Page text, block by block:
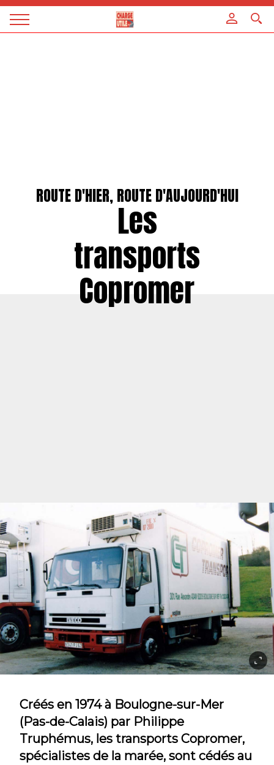
Magazine
ROUTE D'HIER, ROUTE D'AUJOURD'HUI
Les
transports
Copromer
Créés en 1974 à Boulogne-sur-Mer
(Pas-de-Calais) par Philippe
Truphémus, les transports Copromer,
spécialistes de la marée, sont cédés au
Panneau de gestion des cookies